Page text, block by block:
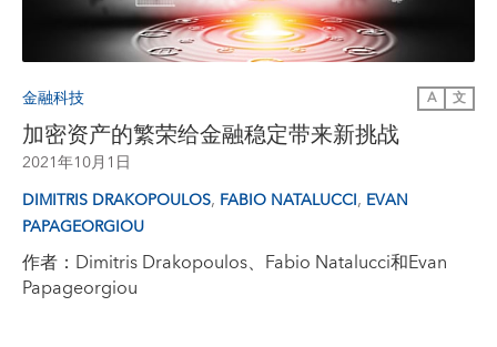
金融科技 A 文
加密资产的繁荣给金融稳定带来新挑战
2021年10月1日
DIMITRIS DRAKOPOULOS, FABIO NATALUCCI, EVAN
PAPAGEORGIOU
作者：Dimitris Drakopoulos、Fabio Natalucci和Evan
Papageorgiou